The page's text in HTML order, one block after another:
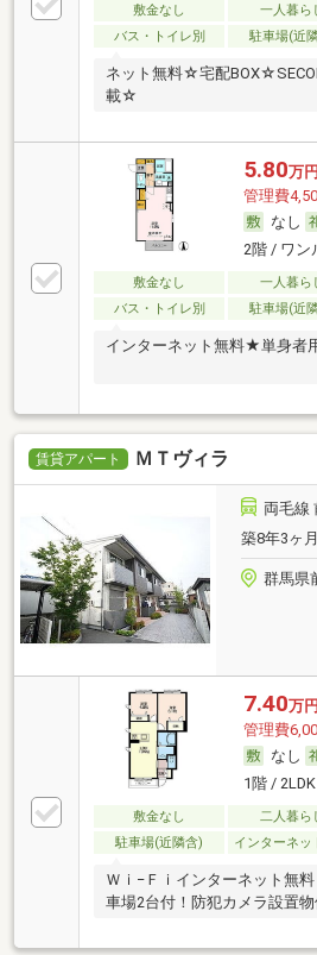
敷金なし 一人暮ら
バス・トイレ別
駐車場(近
ネット無料☆宅配
載☆
5.80万円
管理費
なし
2階 / ワン
敷金なし 一人暮ら
バス・トイレ別
駐車場(近
インターネット無料★単身者
賃貸アパート ＭＴヴィラ
両毛線
築8年3ヶ
群馬県
7.40万円
管理費
なし
1階 /
敷金なし 二人暮ら
駐車場(近隣含)
インターネッ
Ｗｉ−Ｆｉインターネット無
車場2台付！防犯カメラ設置物